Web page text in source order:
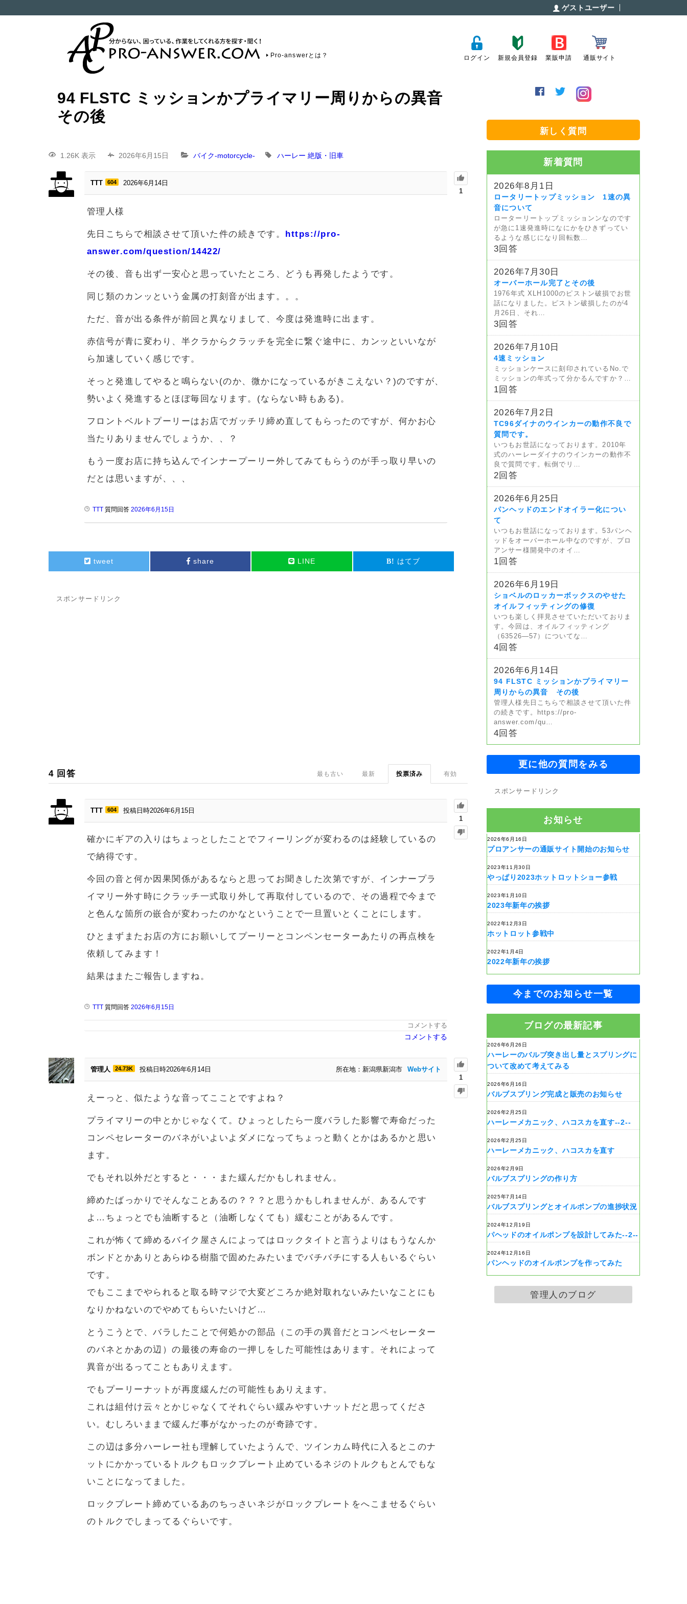
ゲストユーザー
Pro-answerとは？ ログイン 新規会員登録 業販申請 通販サイト
94 FLSTC ミッションかプライマリー周りからの異音
その後
1.26K 表示 2026年6月15日 バイク-motorcycle- ハーレー 絶版・旧車
1
TTT 604 2026年6月14日
管理人様
先日こちらで相談させて頂いた件の続きです。 https://pro-
answer.com/question/14422/
その後、音も出ず一安心と思っていたところ、どうも再発したようです。
同じ類のカンッという金属の打刻音が出ます。。。
ただ、音が出る条件が前回と異なりまして、今度は発進時に出ます。
赤信号が青に変わり、半クラからクラッチを完全に繋ぐ途中に、カンッといいなが
ら加速していく感じです。
そっと発進してやると鳴らない(のか、微かになっているがきこえない？)のですが、
勢いよく発進するとほぼ毎回なります。(ならない時もある)。
フロントベルトプーリーはお店でガッチリ締め直してもらったのですが、何かお心
当たりありませんでしょうか、、？
もう一度お店に持ち込んでインナープーリー外してみてもらうのが手っ取り早いの
だとは思いますが、、、
TTT 質問回答 2026年6月15日
tweet share LINE はてブ
スポンサードリンク
4 回答 有効
投票済み
最新
最も古い
1
TTT 604 投稿日時2026年6月15日
確かにギアの入りはちょっとしたことでフィーリングが変わるのは経験しているの
で納得です。
今回の音と何か因果関係があるならと思ってお聞きした次第ですが、インナープラ
イマリー外す時にクラッチ一式取り外して再取付しているので、その過程で今まで
と色んな箇所の嵌合が変わったのかなということで一旦置いとくことにします。
ひとまずまたお店の方にお願いしてプーリーとコンペンセーターあたりの再点検を
依頼してみます！
結果はまたご報告しますね。
TTT 質問回答 2026年6月15日
コメントする
コメントする
1
管理人 24.73K 投稿日時2026年6月14日 Webサイト
所在地：新潟県新潟市
えーっと、似たような音ってこことですよね？
プライマリーの中とかじゃなくて。ひょっとしたら一度バラした影響で寿命だった
コンペセレーターのバネがいよいよダメになってちょっと動くとかはあるかと思い
ます。
でもそれ以外だとすると・・・また緩んだかもしれません。
締めたばっかりでそんなことあるの？？？と思うかもしれませんが、あるんです
よ…ちょっとでも油断すると（油断しなくても）緩むことがあるんです。
これが怖くて締めるバイク屋さんによってはロックタイトと言うよりはもうなんか
ボンドとかありとあらゆる樹脂で固めたみたいまでバチバチにする人もいるぐらい
です。
でもここまでやられると取る時マジで大変どころか絶対取れないみたいなことにも
なりかねないのでやめてもらいたいけど…
とうこうとで、バラしたことで何処かの部品（この手の異音だとコンペセレーター
のバネとかあの辺）の最後の寿命の一押しをした可能性はあります。それによって
異音が出るってこともありえます。
でもプーリーナットが再度緩んだの可能性もありえます。
これは組付け云々とかじゃなくてそれぐらい緩みやすいナットだと思ってくださ
い。むしろいままで緩んだ事がなかったのが奇跡です。
この辺は多分ハーレー社も理解していたようんで、ツインカム時代に入るとこのナ
ットにかかっているトルクもロックプレート止めているネジのトルクもとんでもな
いことになってました。
ロックプレート締めているあのちっさいネジがロックプレートをへこませるぐらい
のトルクでしまってるぐらいです。
新しく質問
新着質問
2026年8月1日
ロータリートップミッション 1速の異
音について
ローターリートップミッションンなのです
が急に1速発進時になにかをひきずってい
るような感じになり回転数…
3回答
2026年7月30日
オーバーホール完了とその後
1976年式 XLH1000のピストン破損でお世
話になりました。ピストン破損したのが4
月26日、それ…
3回答
2026年7月10日
4速ミッション
ミッションケースに刻印されているNo.で
ミッションの年式って分かるんですか？…
1回答
2026年7月2日
TC96ダイナのウインカーの動作不良で
質問です。
いつもお世話になっております。2010年
式のハーレーダイナのウインカーの動作不
良で質問です。転倒でリ…
2回答
2026年6月25日
パンヘッドのエンドオイラー化につい
て
いつもお世話になっております。53パンヘ
ッドをオーバーホール中なのですが、プロ
アンサー様開発中のオイ…
1回答
2026年6月19日
ショベルのロッカーボックスのやせた
オイルフィッティングの修復
いつも楽しく拝見させていただいておりま
す。今回は、オイルフィッティング
（63526—57）についてな…
4回答
2026年6月14日
94 FLSTC ミッションかプライマリー
周りからの異音 その後
管理人様先日こちらで相談させて頂いた件
の続きです。https://pro-
answer.com/qu…
4回答
更に他の質問をみる
スポンサードリンク
お知らせ
2026年6月16日
プロアンサーの通販サイト開始のお知らせ
2023年11月30日
やっぱり2023ホットロットショー参戦
2023年1月10日
2023年新年の挨拶
2022年12月3日
ホットロット参戦中
2022年1月4日
2022年新年の挨拶
今までのお知らせ一覧
ブログの最新記事
2026年6月26日
ハーレーのバルブ突き出し量とスプリングに
ついて改めて考えてみる
2026年6月16日
バルブスプリング完成と販売のお知らせ
2026年2月25日
ハーレーメカニック、ハコスカを直す--2--
2026年2月25日
ハーレーメカニック、ハコスカを直す
2026年2月9日
バルブスプリングの作り方
2025年7月14日
バルブスプリングとオイルポンプの進捗状況
2024年12月19日
パヘッドのオイルポンプを設計してみた--2--
2024年12月16日
パンヘッドのオイルポンプを作ってみた
管理人のブログ